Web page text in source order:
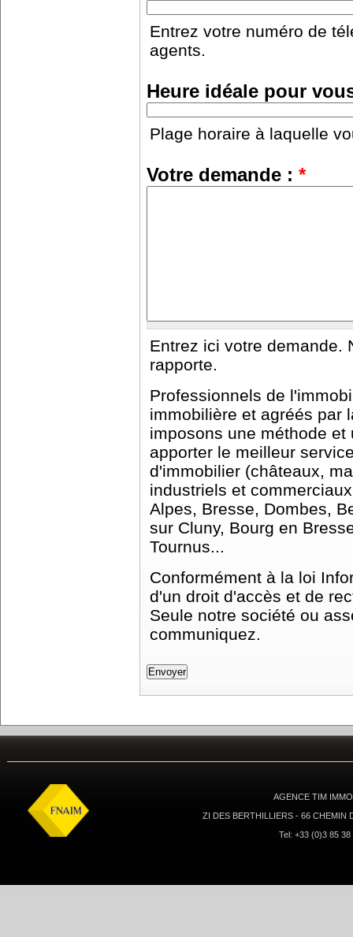
Entrez votre numéro de
agents.
Heure idéale pour
Plage horaire à laquelle
Votre demande : *
Entrez ici votre demande.
rapporte.
Professionnels de
immobilière et agréés par
imposons une méthode
apporter le meilleur
d'immobilier (châteaux,
industriels et
Alpes, Bresse, Dombes,
sur Cluny, Bourg en
Tournus...
Conformément à la loi
d'un droit d'accès et de
Seule notre société ou
communiquez.
AGENCE TIM
ZI DES BERTHILLIERS - 66 CHEMIN
Tel: +33 (0)3 85